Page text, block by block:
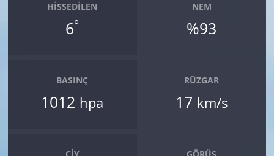
HISSEDILEN
6°
NEM
%93
BASINÇ
1012 hpa
RÜZGAR
17 km/s